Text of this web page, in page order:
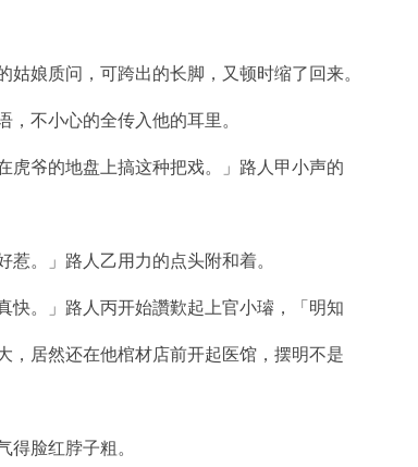
娘质问，可跨出的长脚，又顿时缩了回来。
不小心的全传入他的耳里。
爷的地盘上搞这种把戏。」路人甲小声的
。」路人乙用力的点头附和着。
。」路人丙开始讚歎起上官小璿，「明知
，居然还在他棺材店前开起医馆，摆明不是
脸红脖子粗。